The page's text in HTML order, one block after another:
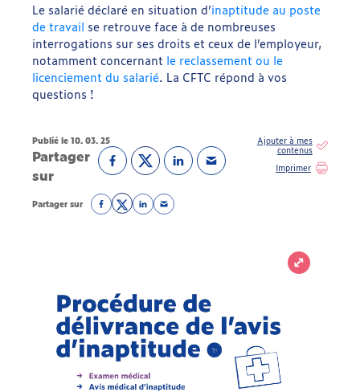
Le salarié déclaré en situation d’inaptitude au poste
de travail se retrouve face à de nombreuses
interrogations sur ses droits et ceux de l’employeur,
notamment concernant le reclassement ou le
licenciement du salarié. La CFTC répond à vos
questions !
Publié le 10. 03. 25
Partager
sur
Imprimer
Partager sur